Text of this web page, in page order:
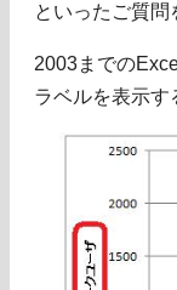
といったご質問
2003までの
ラベルを表示す